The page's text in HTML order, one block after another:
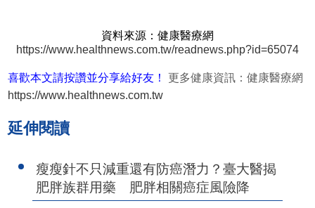
資料來源：健康醫療網
https://www.healthnews.com.tw/readnews.php?id=65074
喜歡本文請按讚並分享給好友！
更多健康資訊：健康醫療網
https://www.healthnews.com.tw
延伸閱讀
瘦瘦針不只減重還有防癌潛力？臺大醫揭
肥胖族群用藥 肥胖相關癌症風險降